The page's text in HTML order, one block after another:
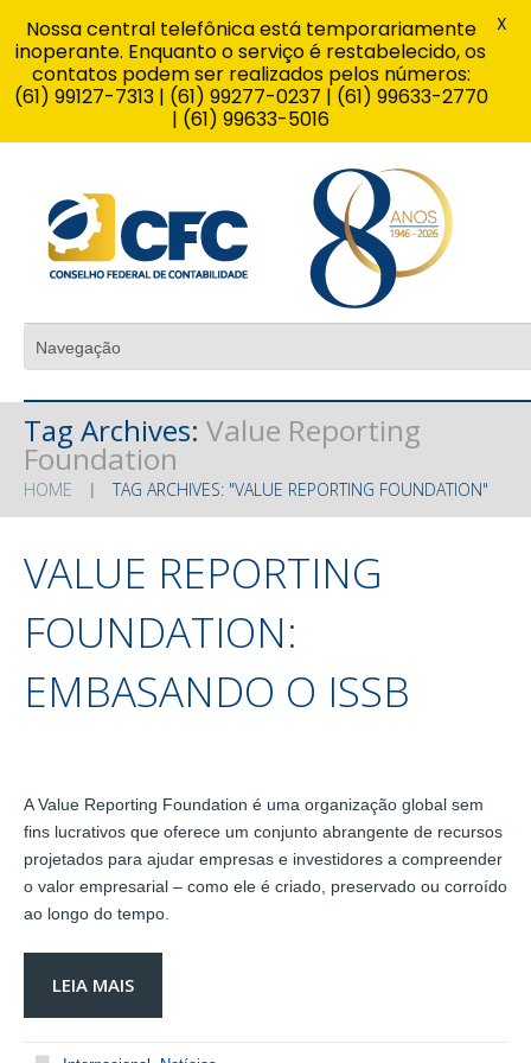
Tag Archives: Value Reporting
Foundation
HOME TAG ARCHIVES: "VALUE REPORTING FOUNDATION"
VALUE REPORTING
FOUNDATION:
EMBASANDO O ISSB
A Value Reporting Foundation é uma organização global sem
fins lucrativos que oferece um conjunto abrangente de recursos
projetados para ajudar empresas e investidores a compreender
o valor empresarial – como ele é criado, preservado ou corroído
ao longo do tempo.
LEIA MAIS
Nossa central telefônica está temporariamente
inoperante. Enquanto o serviço é restabelecido, os
contatos podem ser realizados pelos números:
(61) 99127-7313 | (61) 99277-0237 | (61) 99633-2770
| (61) 99633-5016
X